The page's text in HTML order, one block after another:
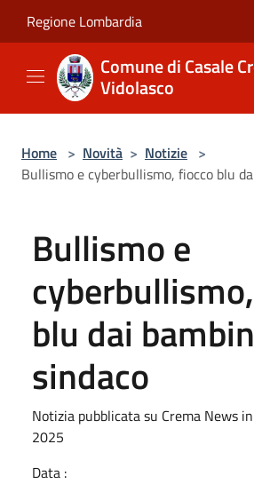
Regione Lombardia
Comune di Casale
Vidolasco
Home > Novità > Notizie >
Bullismo e cyberbullismo, fiocco blu
Bullismo e
blu dai
sindaco
Notizia pubblicata su Crema News
2025
Data :